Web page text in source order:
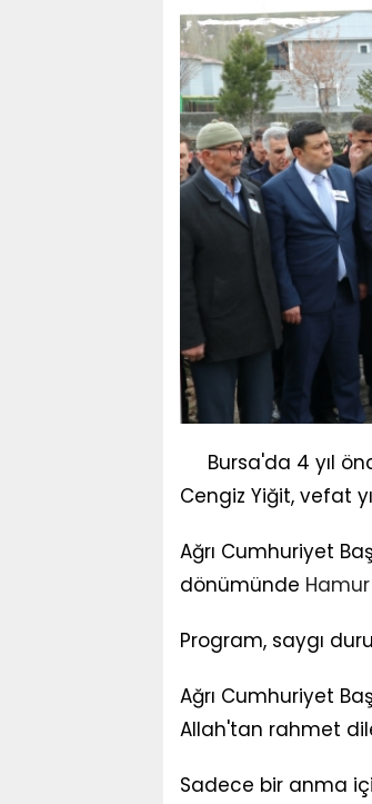
Bursa'da 4 yıl
Cengiz Yiğit, vefat
Ağrı Cumhuriyet
dönümünde Hamur
Program, saygı
Ağrı Cumhuriyet
Allah'tan rahmet
Sadece bir anma